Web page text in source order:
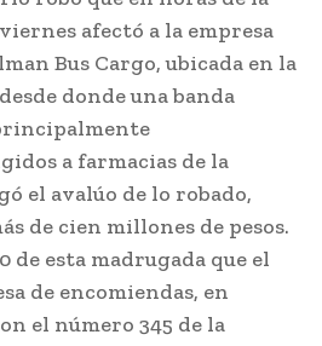
afectó a la empresa
Bus Cargo, ubicada en la
donde una banda
a farmacias de la
el avalúo de lo robado,
de cien millones de pesos.
de esta madrugada que el
de encomiendas, en
el número 345 de la